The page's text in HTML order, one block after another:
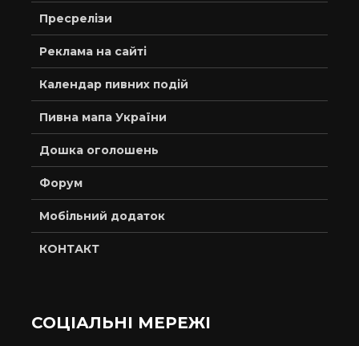
Пресрелізи
Реклама на сайті
Календар пивних подій
Пивна мапа України
Дошка оголошень
Форум
Мобільний додаток
КОНТАКТ
СОЦІАЛЬНІ МЕРЕЖІ